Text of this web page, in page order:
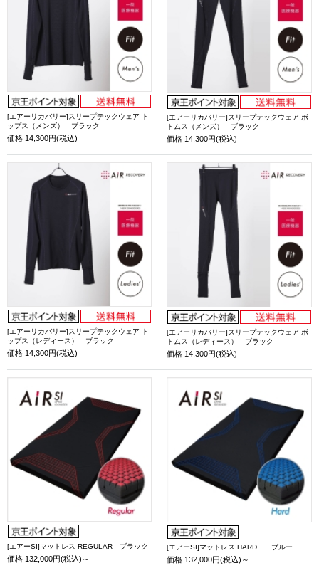
[エアーリカバリー]スリープテックウェア ト
ップス（メンズ） ブラック
価格 14,300円(税込)
[エアーリカバリー]スリープテックウェア ボ
トムス（メンズ） ブラック
価格 14,300円(税込)
[エアーリカバリー]スリープテックウェア ト
ップス（レディース） ブラック
価格 14,300円(税込)
[エアーリカバリー]スリープテックウェア ボ
トムス（レディース） ブラック
価格 14,300円(税込)
[エアーSI]マットレス REGULAR ブラック
価格 132,000円(税込)～
[エアーSI]マットレス HARD ブルー
価格 132,000円(税込)～